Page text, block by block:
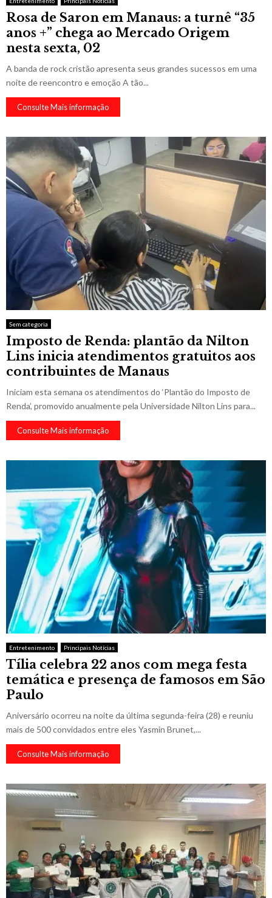
Rosa de Saron em Manaus: a turnê “35
anos +” chega ao Mercado Origem
nesta sexta, 02
A banda de rock cristão apresenta seus grandes sucessos em uma
noite de reencontro e emoção A tão...
Consulte Mais informação
Sem categoria
Imposto de Renda: plantão da Nilton
Lins inicia atendimentos gratuitos aos
contribuintes de Manaus
Iniciam esta semana os atendimentos do ‘Plantão do Imposto de
Renda’, promovido anualmente pela Universidade Nilton Lins para...
Consulte Mais informação
Entretenimento Principais Notícias
Tília celebra 22 anos com mega festa
temática e presença de famosos em São
Paulo
Aniversário ocorreu na noite da última segunda-feira (28) e reuniu
mais de 500 convidados entre eles Yasmin Brunet,...
Consulte Mais informação